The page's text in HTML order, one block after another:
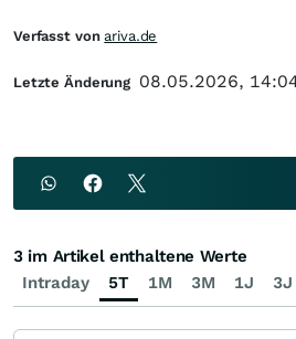
Verfasst vonariva.de
Letzte Änderung 08.05.2026,
Intraday 5T 1M 3M 1J 3J
3 im Artikel enthaltene Werte